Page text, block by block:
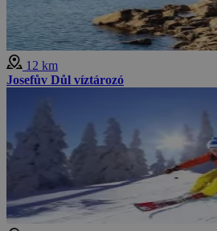
12 km
Josefův Důl víztározó